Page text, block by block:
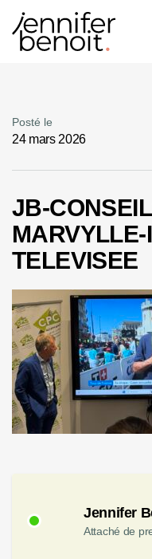
Posté le
24 mars 2026
JB-
MARVYLLE-
TELEVISEE
Jennifer
Attaché de